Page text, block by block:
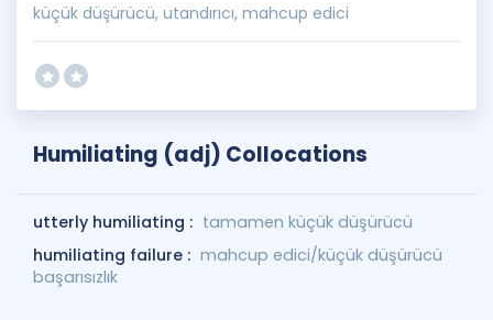
küçük düşürücü, utandırıcı, mahcup edici
Humiliating (adj) Collocations
utterly humiliating : tamamen küçük düşürücü
humiliating failure : mahcup edici/küçük düşürücü
başarısızlık